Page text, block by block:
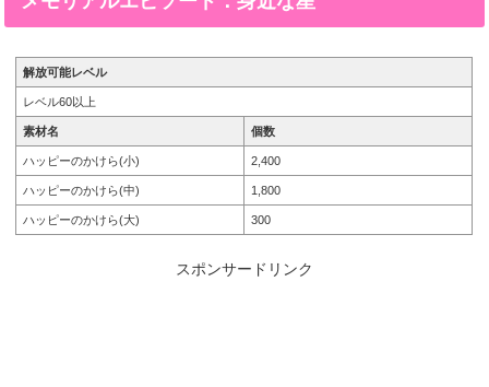
解放可能レベル
レベル60以上
素材名 個数
ハッピーのかけら(小) 2,400
ハッピーのかけら(中) 1,800
ハッピーのかけら(大) 300
スポンサードリンク